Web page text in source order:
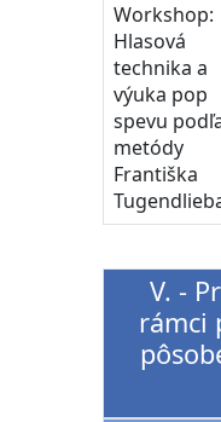
Workshop:
Hlasová
technika a
výuka pop
spevu
metódy
Františka
V. -
rámci